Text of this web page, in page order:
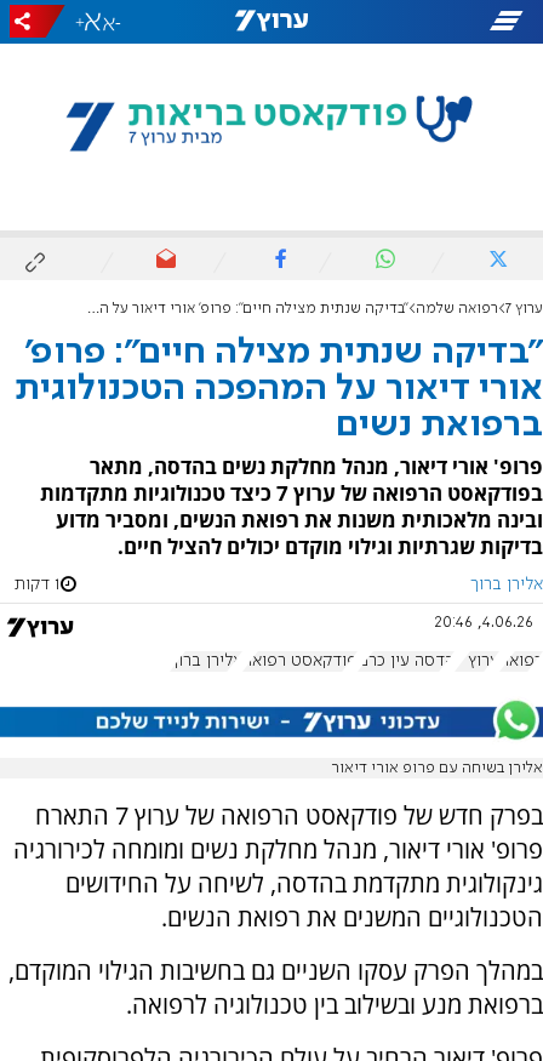
-
+
ערוץ 7 רפואה שלמה "בדיקה שנתית מצילה חיים": פרופ' אורי דיאור על המהפכה הטכנולוגית ברפואת נשים
"בדיקה שנתית מצילה חיים": פרופ'
אורי דיאור על המהפכה הטכנולוגית
ברפואת נשים
פרופ' אורי דיאור, מנהל מחלקת נשים בהדסה, מתאר
בפודקאסט הרפואה של ערוץ 7 כיצד טכנולוגיות מתקדמות
ובינה מלאכותית משנות את רפואת הנשים, ומסביר מדוע
בדיקות שגרתיות וגילוי מוקדם יכולים להציל חיים.
אלירן ברוך 1 דקות
4.06.26, 20:46
רפואה ערוץ 7 הדסה עין כרם פודקאסט רפואה אלירן ברוך
אלירן בשיחה עם פרופ אורי דיאור
בפרק חדש של פודקאסט הרפואה של ערוץ 7 התארח
פרופ' אורי דיאור, מנהל מחלקת נשים ומומחה לכירורגיה
גינקולוגית מתקדמת בהדסה, לשיחה על החידושים
הטכנולוגיים המשנים את רפואת הנשים.
במהלך הפרק עסקו השניים גם בחשיבות הגילוי המוקדם,
ברפואת מנע ובשילוב בין טכנולוגיה לרפואה.